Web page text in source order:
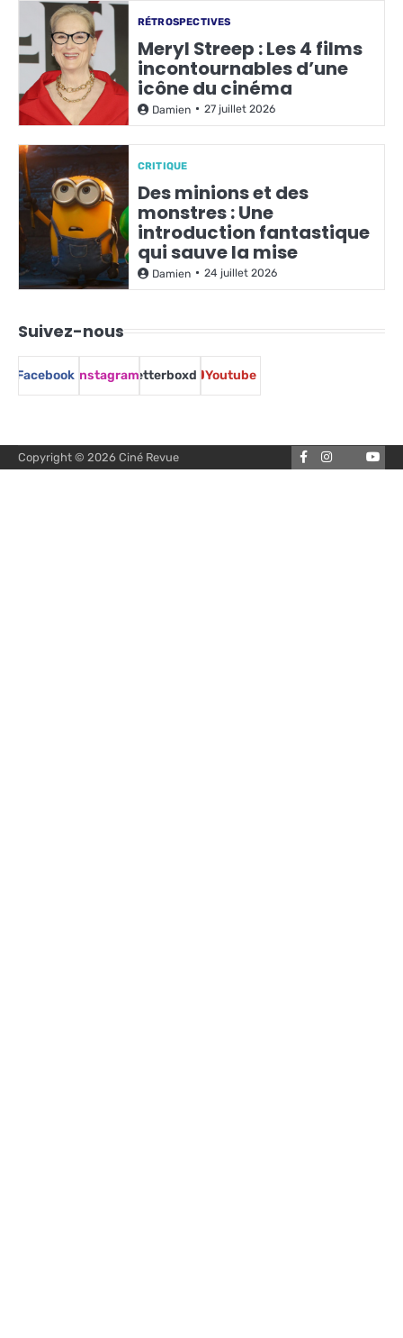
RÉTROSPECTIVES
Meryl Streep : Les 4 films
incontournables d’une
icône du cinéma
Damien 27 juillet 2026
CRITIQUE
Des minions et des
monstres : Une
introduction fantastique
qui sauve la mise
Damien 24 juillet 2026
Suivez-nous
Facebook InstagramLetterboxd Youtube
Copyright © 2026 Ciné Revue FacebookInstagram